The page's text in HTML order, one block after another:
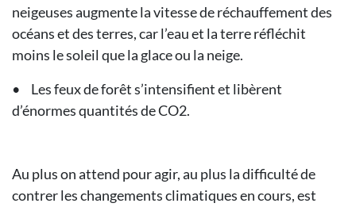
neigeuses augmente la vitesse de réchauffement des
océans et des terres, car l’eau et la terre réfléchit
moins le soleil que la glace ou la neige.
•
Les feux de forêt s’intensifient et libèrent
d’énormes quantités de CO2.
Au plus on attend pour agir, au plus la difficulté de
contrer les changements climatiques en cours, est